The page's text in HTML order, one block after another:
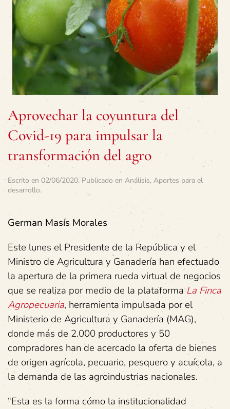
Aprovechar la coyuntura del
Covid-19 para impulsar la
transformación del agro
Escrito en 02/06/2020. Publicado en Análisis, Aportes para el
desarrollo.
German Masís Morales
Este lunes el Presidente de la República y el
Ministro de Agricultura y Ganadería han efectuado
la apertura de la primera rueda virtual de negocios
que se realiza por medio de la plataformaLa Finca
Agropecuaria, herramienta impulsada por el
Ministerio de Agricultura y Ganadería (MAG),
donde más de 2.000 productores y 50
compradores han de acercado la oferta de bienes
de origen agrícola, pecuario, pesquero y acuícola, a
la demanda de las agroindustrias nacionales.
“Esta es la forma cómo la institucionalidad